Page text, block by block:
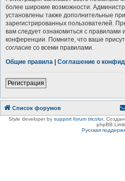
более широкие возможности.
установлены также дополнительные
зарегистрированных пользователей.
вам следует ознакомиться с правилами
конференции. Помните, что ваше
согласие со всеми правилами.
Общие правила | Соглашение о
Регистрация
Список форумов
Style developer by support forum tricolor,
phpBB
Русская